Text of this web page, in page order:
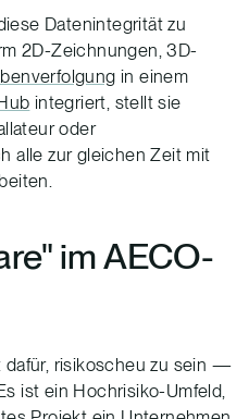
Datenintegrität zu
2D-Zeichnungen, 3D-
in einem
integriert, stellt sie
oder
alle zur gleichen Zeit mit
im AECO-
dafür, risikoscheu zu sein —
ist ein Hochrisiko-Umfeld,